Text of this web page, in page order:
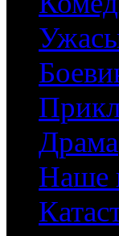
Драма
Наше